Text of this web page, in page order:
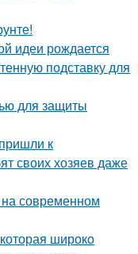
идеи рождается
подставку для
для защиты
к
своих хозяев даже
на современном
широко